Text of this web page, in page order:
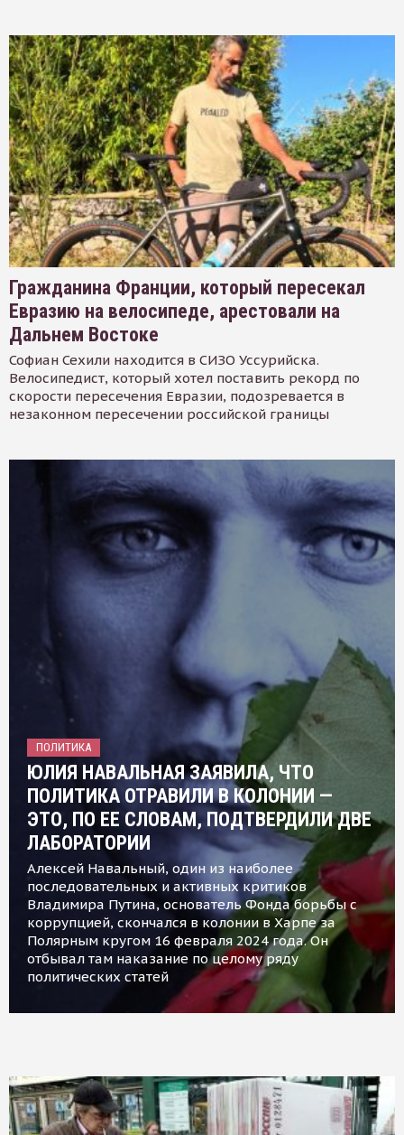
Гражданина Франции, который пересекал
Евразию на велосипеде, арестовали на
Дальнем Востоке
Софиан Сехили находится в СИЗО Уссурийска.
Велосипедист, который хотел поставить рекорд по
скорости пересечения Евразии, подозревается в
незаконном пересечении российской границы
ПОЛИТИКА
ЮЛИЯ НАВАЛЬНАЯ ЗАЯВИЛА, ЧТО
ПОЛИТИКА ОТРАВИЛИ В КОЛОНИИ —
ЭТО, ПО ЕЕ СЛОВАМ, ПОДТВЕРДИЛИ ДВЕ
ЛАБОРАТОРИИ
Алексей Навальный, один из наиболее
последовательных и активных критиков
Владимира Путина, основатель Фонда борьбы с
коррупцией, скончался в колонии в Харпе за
Полярным кругом 16 февраля 2024 года. Он
отбывал там наказание по целому ряду
политических статей